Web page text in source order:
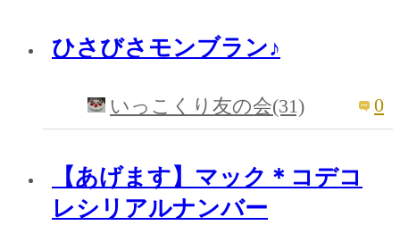
ひさびさモンブラン♪
いっこくり友の会(31) 0
【あげます】マック＊コデコ
レシリアルナンバー